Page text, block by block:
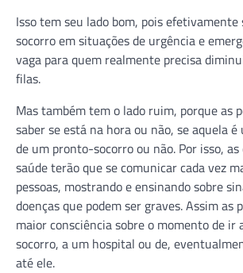
Isso tem seu lado bom, pois
socorro em situações de urgência e
vaga para quem realmente precisa
filas.
Mas também tem o lado ruim, porque as
saber se está na hora ou não, se aquela
de um pronto-socorro ou não. Por isso,
saúde terão que se comunicar cada vez
pessoas, mostrando e ensinando sobre
doenças que podem ser graves. Assim as
maior consciência sobre o momento de ir
socorro, a um hospital ou de,
até ele.